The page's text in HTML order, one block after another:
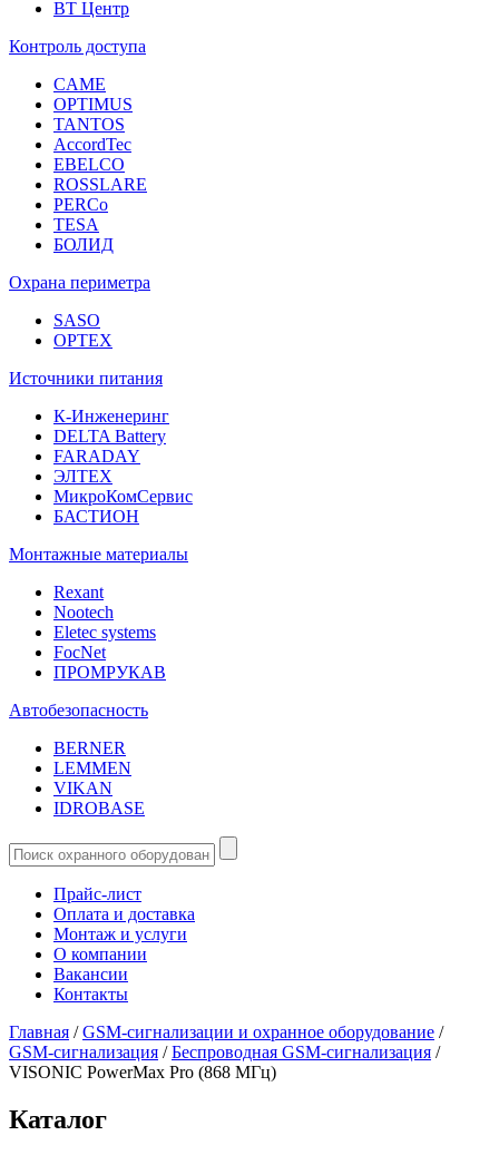
ВТ Центр
Контроль доступа
CAME
OPTIMUS
TANTOS
AccordTec
EBELCO
ROSSLARE
PERCo
TESA
БОЛИД
Охрана периметра
SASO
OPTEX
Источники питания
К-Инженеринг
DELTA Battery
FARADAY
ЭЛТЕХ
МикроКомСервис
БАСТИОН
Монтажные материалы
Rexant
Nootech
Eletec systems
FocNet
ПРОМРУКАВ
Автобезопасность
BERNER
LEMMEN
VIKAN
IDROBASE
Прайс-лист
Оплата и доставка
Монтаж и услуги
О компании
Вакансии
Контакты
Главная /GSM-сигнализации и охранное оборудование /
GSM-сигнализация /Беспроводная GSM-сигнализация /
VISONIC PowerMax Pro (868 МГц)
Каталог